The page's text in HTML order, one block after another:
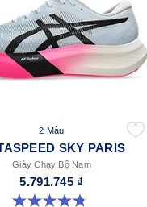
2 Màu
SKY PARIS
Giày Chạy Bộ Nam
5.791.745 ₫
4.8 trong số 5 sao. 697 đánh giá